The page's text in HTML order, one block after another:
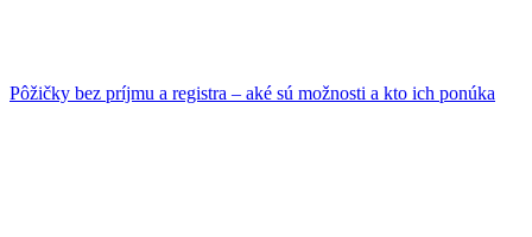
Pôžičky bez príjmu a registra – aké sú možnosti a kto ich ponúka